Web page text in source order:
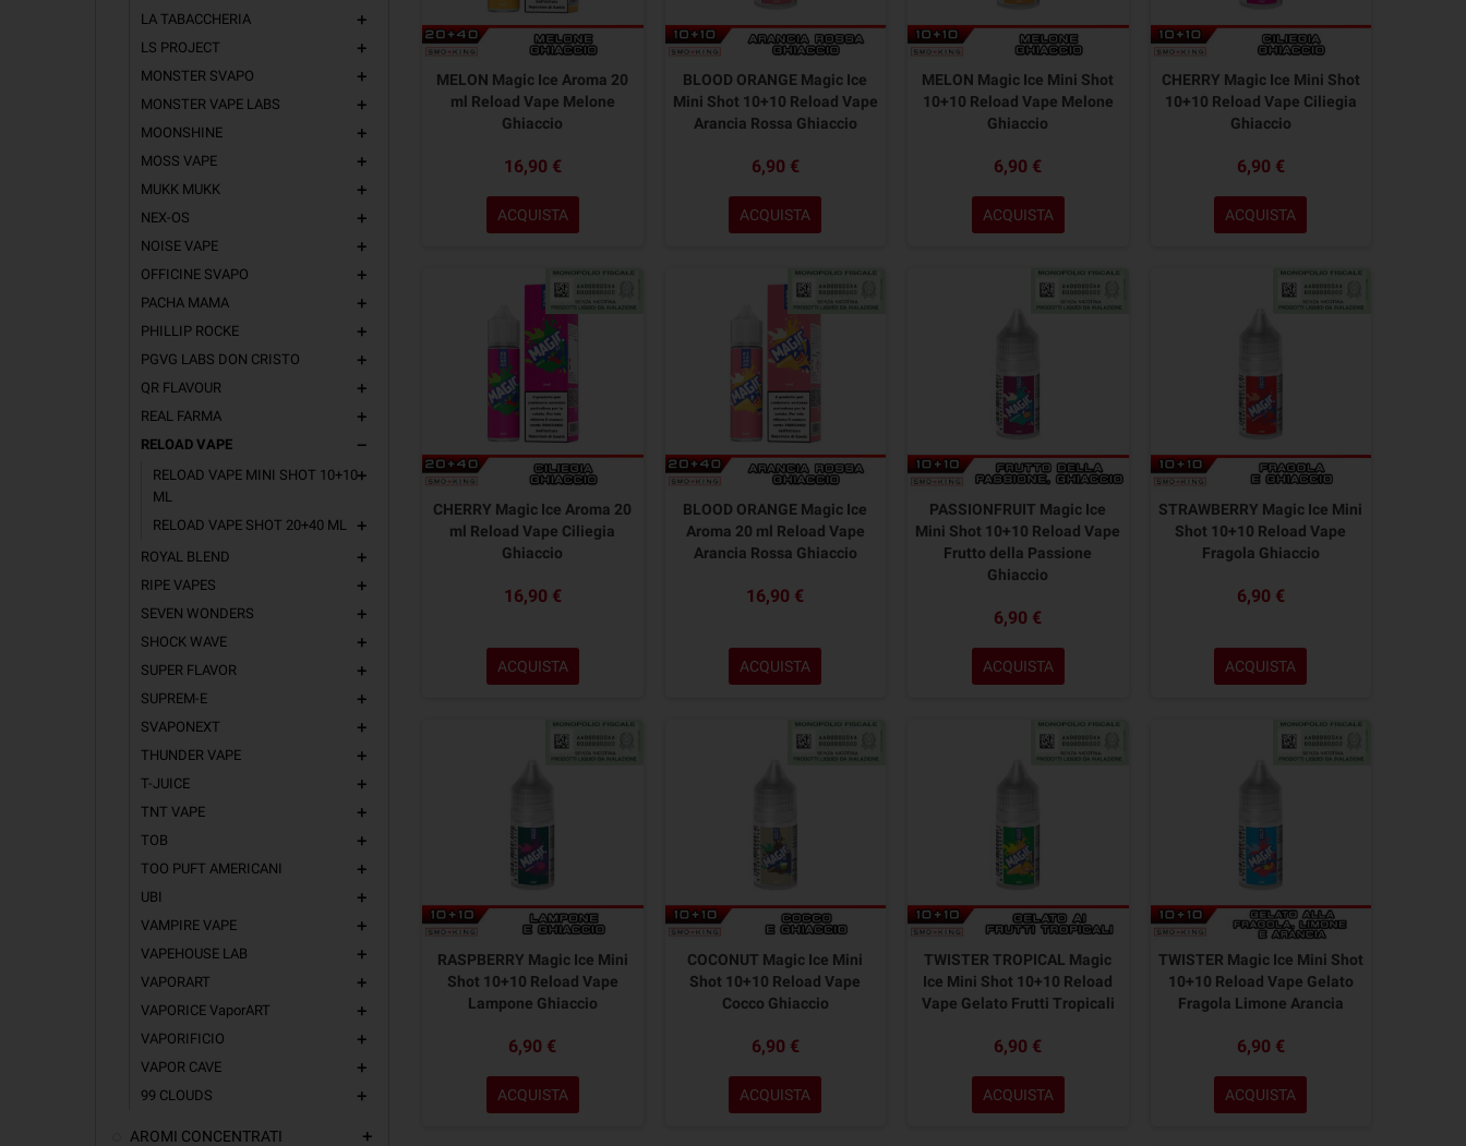
LA TABACCHERIA add
LS PROJECT add
MONSTER SVAPO add
MONSTER VAPE LABS add
MOONSHINE add
MOSS VAPE add
MUKK MUKK add
NEX-OS add
NOISE VAPE add
OFFICINE SVAPO add
PACHA MAMA add
PHILLIP ROCKE add
PGVG LABS DON CRISTO add
QR FLAVOUR add
REAL FARMA add
RELOAD VAPE remove
RELOAD VAPE MINI SHOT 10+10
ML
add
RELOAD VAPE SHOT 20+40 ML add
ROYAL BLEND add
RIPE VAPES add
SEVEN WONDERS add
SHOCK WAVE add
SUPER FLAVOR add
SUPREM-E add
SVAPONEXT add
THUNDER VAPE add
T-JUICE add
TNT VAPE add
TOB add
TOO PUFT AMERICANI add
UBI add
VAMPIRE VAPE add
VAPEHOUSE LAB add
VAPORART add
VAPORICE VaporART add
VAPORIFICIO add
VAPOR CAVE add
99 CLOUDS add
AROMI CONCENTRATI add
MELON Magic Ice Aroma 20
ml Reload Vape Melone
Ghiaccio
16,90 €
ACQUISTA
BLOOD ORANGE Magic Ice
Mini Shot 10+10 Reload Vape
Arancia Rossa Ghiaccio
6,90 €
ACQUISTA
MELON Magic Ice Mini Shot
10+10 Reload Vape Melone
Ghiaccio
6,90 €
ACQUISTA
CHERRY Magic Ice Mini Shot
10+10 Reload Vape Ciliegia
Ghiaccio
6,90 €
ACQUISTA
CHERRY Magic Ice Aroma 20
ml Reload Vape Ciliegia
Ghiaccio
16,90 €
ACQUISTA
BLOOD ORANGE Magic Ice
Aroma 20 ml Reload Vape
Arancia Rossa Ghiaccio
16,90 €
ACQUISTA
PASSIONFRUIT Magic Ice
Mini Shot 10+10 Reload Vape
Frutto della Passione
Ghiaccio
6,90 €
ACQUISTA
STRAWBERRY Magic Ice Mini
Shot 10+10 Reload Vape
Fragola Ghiaccio
6,90 €
ACQUISTA
RASPBERRY Magic Ice Mini
Shot 10+10 Reload Vape
Lampone Ghiaccio
6,90 €
ACQUISTA
COCONUT Magic Ice Mini
Shot 10+10 Reload Vape
Cocco Ghiaccio
6,90 €
ACQUISTA
TWISTER TROPICAL Magic
Ice Mini Shot 10+10 Reload
Vape Gelato Frutti Tropicali
6,90 €
ACQUISTA
TWISTER Magic Ice Mini Shot
10+10 Reload Vape Gelato
Fragola Limone Arancia
6,90 €
ACQUISTA